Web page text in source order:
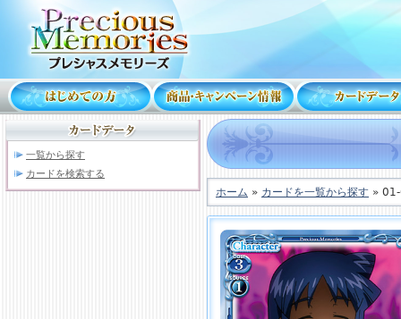
一覧から探す
カードを検索する
ホーム » カードを一覧から探す »